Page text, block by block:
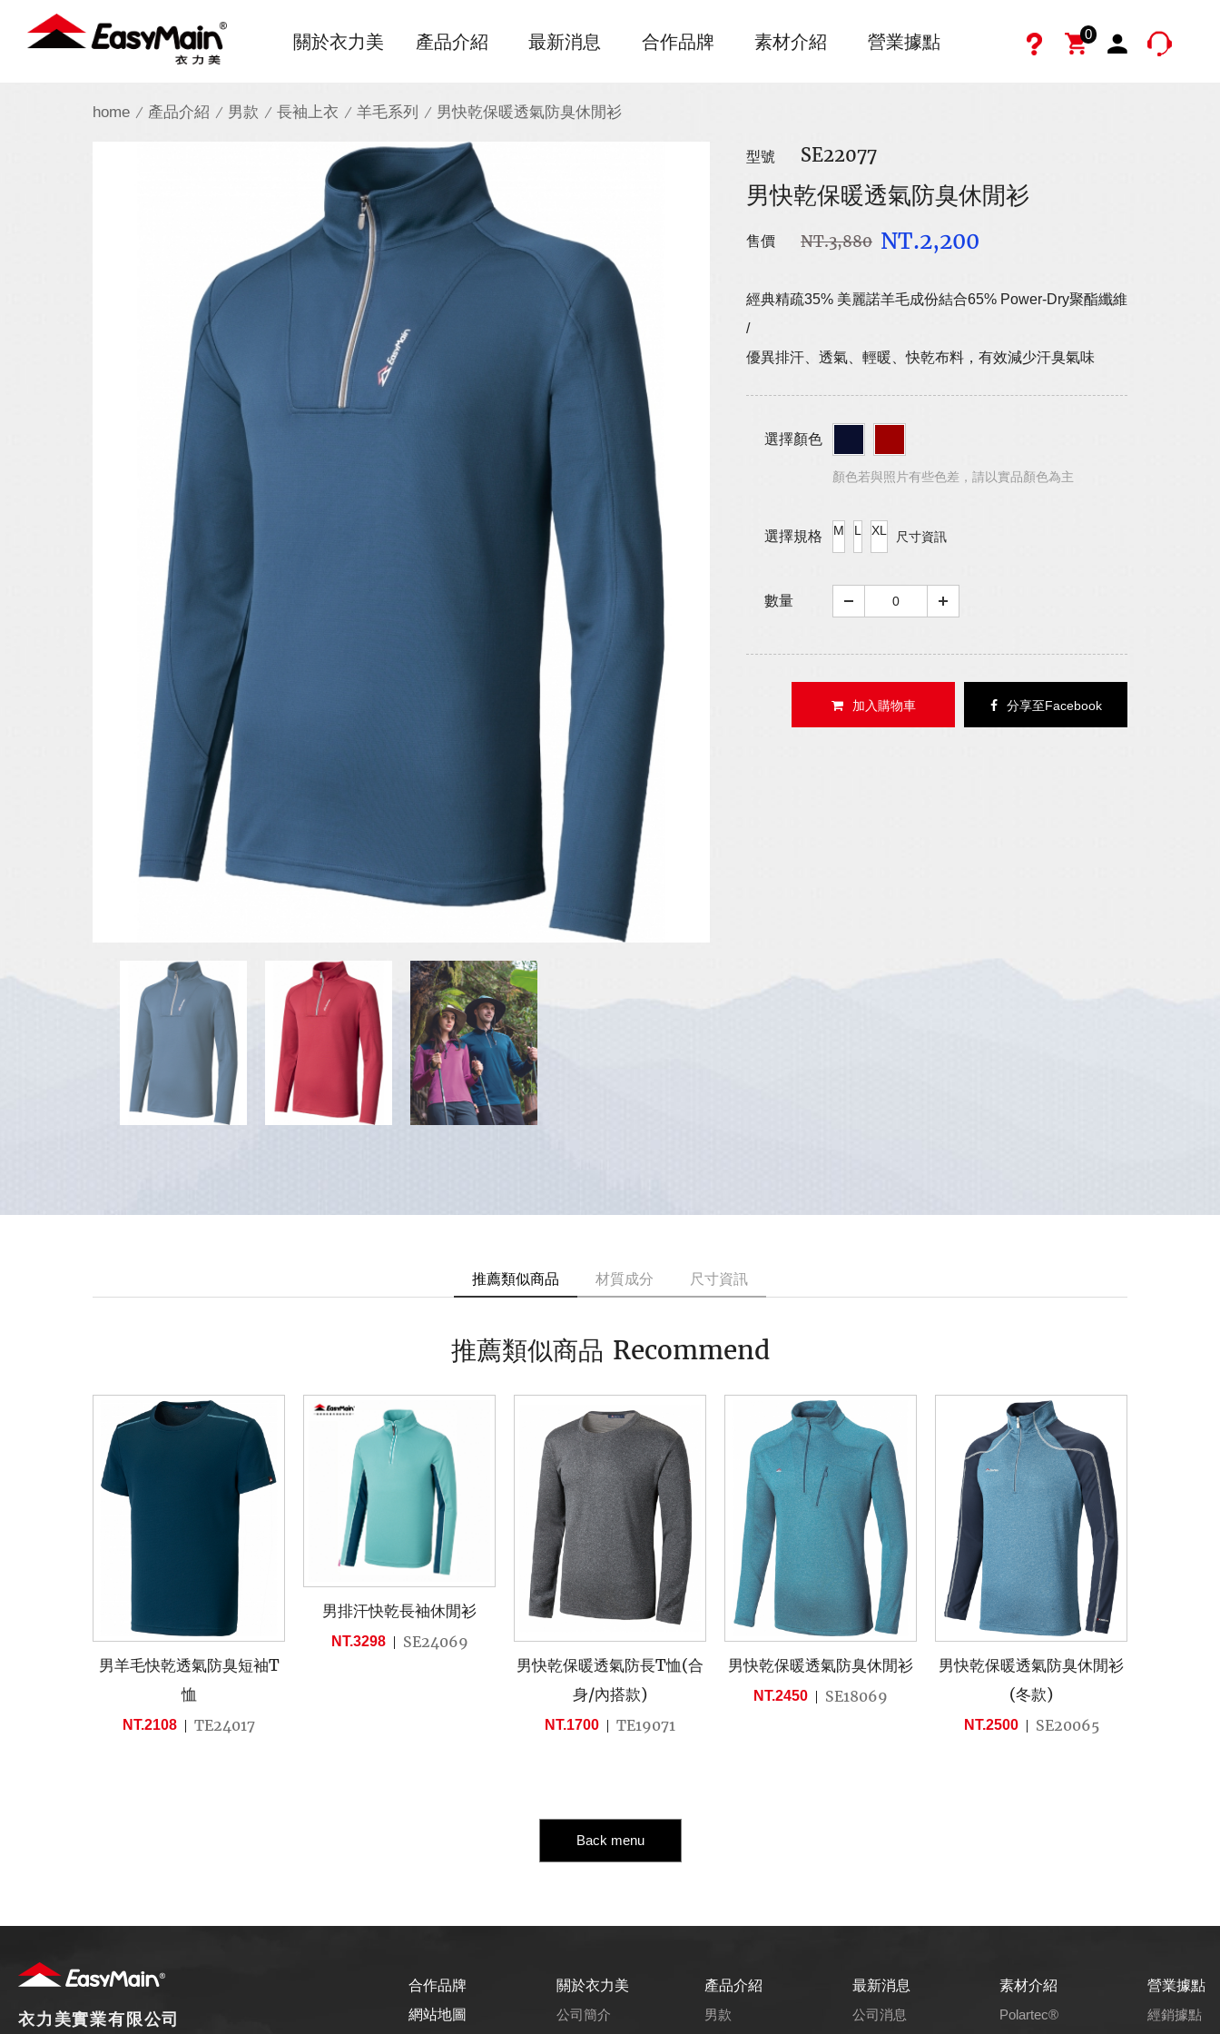
力
0
關於衣力美 產品介紹 最新消息 合作品牌 素材介紹 營業據點
home 產品介紹 男款 長袖上衣 羊毛系列 男快乾保暖透氣防臭休閒衫
型號 SE22077
男快乾保暖透氣防臭休閒衫
售價 NT.3,880 NT.2,200
經典精疏35% 美麗諾羊毛成份結合65% Power-Dry聚酯纖維
/
優異排汗、透氣、輕暖、快乾布料，有效減少汗臭氣味
選擇顏色
顏色若與照片有些色差，請以實品顏色為主
選擇規格 M L XL 尺寸資訊
數量
加入購物車 分享至Facebook
推薦類似商品 材質成分 尺寸資訊
推薦類似商品 Recommend
男羊毛快乾透氣防臭短袖T
恤
NT.2108 TE24017
男排汗快乾長袖休閒衫
NT.3298 SE24069
男快乾保暖透氣防長T恤(合
身/內搭款)
NT.1700 TE19071
男快乾保暖透氣防臭休閒衫
NT.2450 SE18069
男快乾保暖透氣防臭休閒衫
(冬款)
NT.2500 SE20065
Back menu
衣力美實業有限公司
合作品牌
網站地圖
關於衣力美
公司簡介
產品介紹
男款
最新消息
公司消息
素材介紹
Polartec®
營業據點
經銷據點